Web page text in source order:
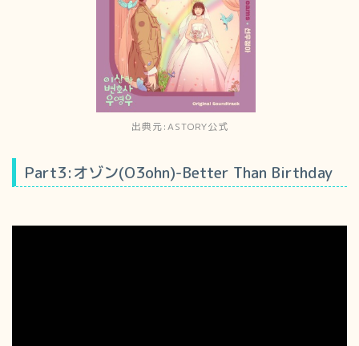
出典元:ASTORY公式
Part3:オゾン(O3ohn)-Better Than Birthday